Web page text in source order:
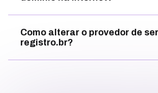
Como alterar o provedor de
registro.br?